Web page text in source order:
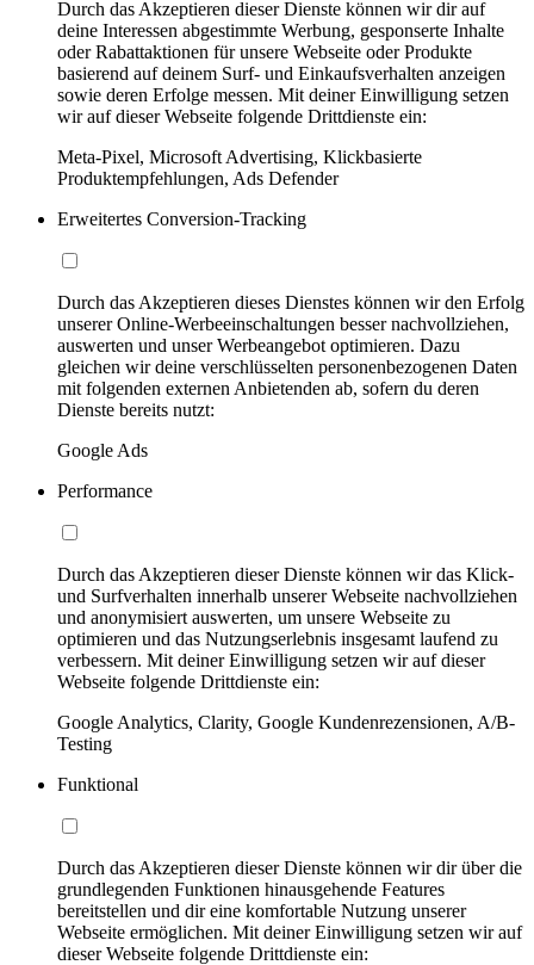
Durch das Akzeptieren dieser Dienste können wir dir auf
deine Interessen abgestimmte Werbung, gesponserte Inhalte
oder Rabattaktionen für unsere Webseite oder Produkte
basierend auf deinem Surf- und Einkaufsverhalten anzeigen
sowie deren Erfolge messen. Mit deiner Einwilligung setzen
wir auf dieser Webseite folgende Drittdienste ein:
Meta-Pixel, Microsoft Advertising, Klickbasierte
Produktempfehlungen, Ads Defender
Erweitertes Conversion-Tracking
Durch das Akzeptieren dieses Dienstes können wir den Erfolg
unserer Online-Werbeeinschaltungen besser nachvollziehen,
auswerten und unser Werbeangebot optimieren. Dazu
gleichen wir deine verschlüsselten personenbezogenen Daten
mit folgenden externen Anbietenden ab, sofern du deren
Dienste bereits nutzt:
Google Ads
Performance
Durch das Akzeptieren dieser Dienste können wir das Klick-
und Surfverhalten innerhalb unserer Webseite nachvollziehen
und anonymisiert auswerten, um unsere Webseite zu
optimieren und das Nutzungserlebnis insgesamt laufend zu
verbessern. Mit deiner Einwilligung setzen wir auf dieser
Webseite folgende Drittdienste ein:
Google Analytics, Clarity, Google Kundenrezensionen, A/B-
Testing
Funktional
Durch das Akzeptieren dieser Dienste können wir dir über die
grundlegenden Funktionen hinausgehende Features
bereitstellen und dir eine komfortable Nutzung unserer
Webseite ermöglichen. Mit deiner Einwilligung setzen wir auf
dieser Webseite folgende Drittdienste ein: